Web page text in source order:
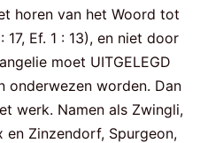
horen van het Woord tot
Ef. 1 : 13), en niet door
moet UITGELEGD
onderwezen worden. Dan
werk. Namen als Zwingli,
en Zinzendorf, Spurgeon,